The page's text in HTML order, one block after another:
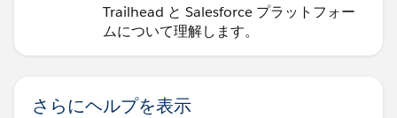
Trailhead と Salesforce プラットフォー
ムについて理解します。
さらにヘルプを表示